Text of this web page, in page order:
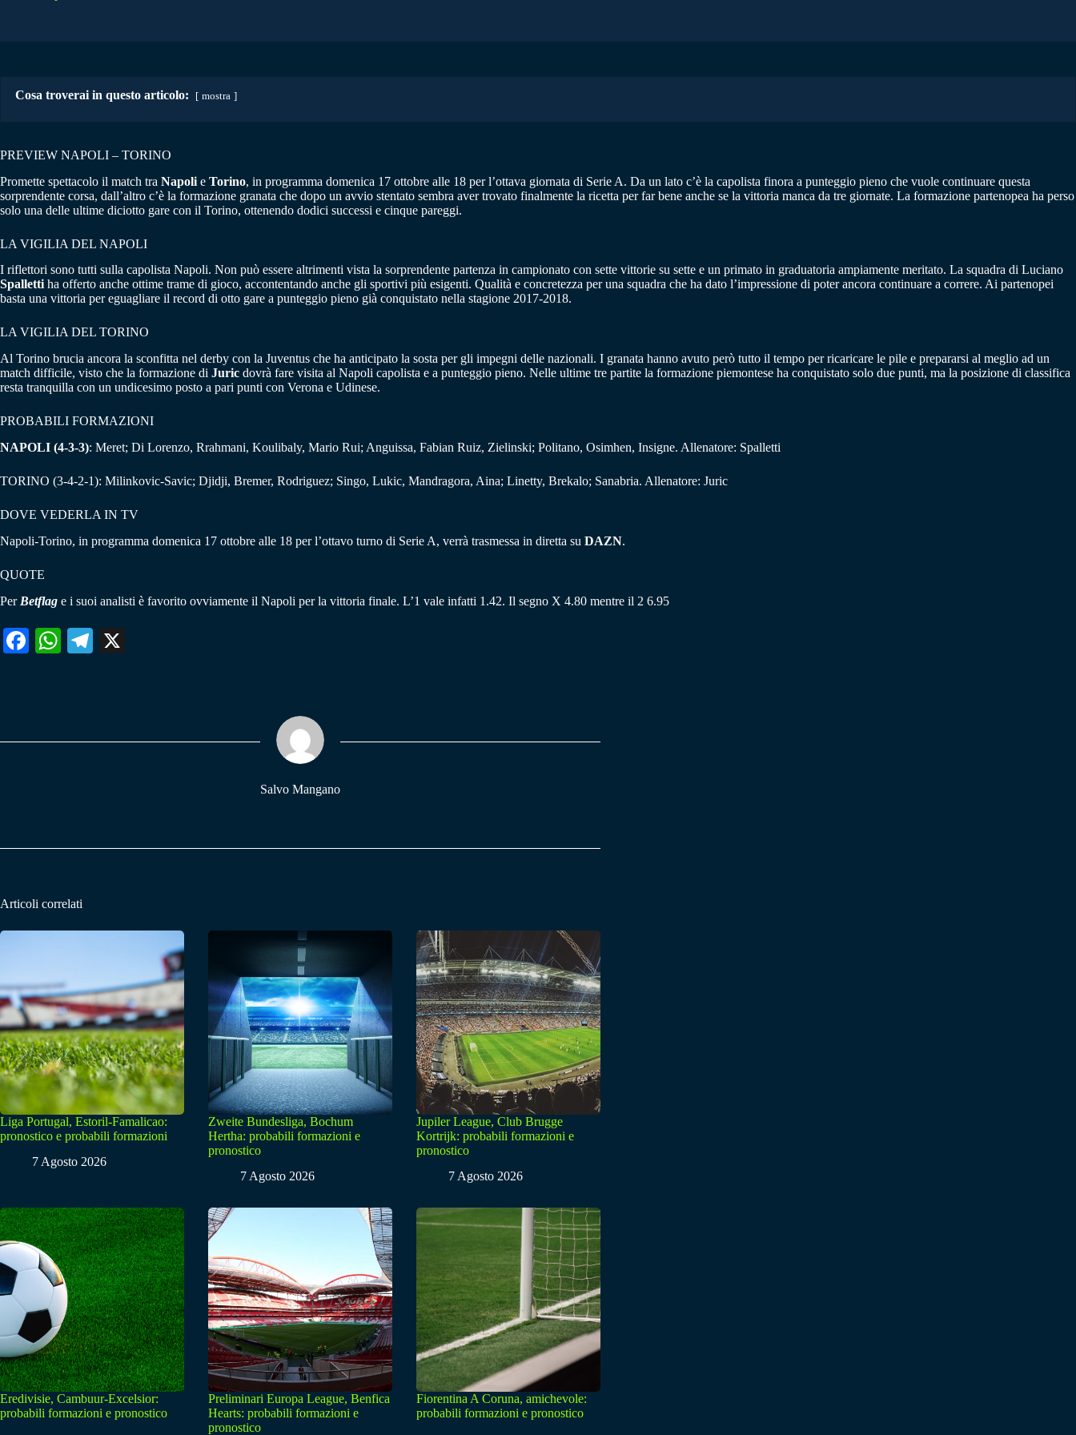
Cosa troverai in questo articolo: mostra
PREVIEW NAPOLI – TORINO
Promette spettacolo il match tra Napoli e Torino, in programma domenica 17 ottobre alle 18 per l’ottava giornata di Serie A. Da un lato c’è la capolista finora a punteggio pieno che vuole continuare questa
sorprendente corsa, dall’altro c’è la formazione granata che dopo un avvio stentato sembra aver trovato finalmente la ricetta per far bene anche se la vittoria manca da tre giornate. La formazione partenopea ha perso
solo una delle ultime diciotto gare con il Torino, ottenendo dodici successi e cinque pareggi.
LA VIGILIA DEL NAPOLI
I riflettori sono tutti sulla capolista Napoli. Non può essere altrimenti vista la sorprendente partenza in campionato con sette vittorie su sette e un primato in graduatoria ampiamente meritato. La squadra di Luciano
Spallettiha offerto anche ottime trame di gioco, accontentando anche gli sportivi più esigenti. Qualità e concretezza per una squadra che ha dato l’impressione di poter ancora continuare a correre. Ai partenopei
basta una vittoria per eguagliare il record di otto gare a punteggio pieno già conquistato nella stagione 2017-2018.
LA VIGILIA DEL TORINO
Al Torino brucia ancora la sconfitta nel derby con la Juventus che ha anticipato la sosta per gli impegni delle nazionali. I granata hanno avuto però tutto il tempo per ricaricare le pile e prepararsi al meglio ad un
match difficile, visto che la formazione di Juric dovrà fare visita al Napoli capolista e a punteggio pieno. Nelle ultime tre partite la formazione piemontese ha conquistato solo due punti, ma la posizione di classifica
resta tranquilla con un undicesimo posto a pari punti con Verona e Udinese.
PROBABILI FORMAZIONI
NAPOLI (4-3-3): Meret; Di Lorenzo, Rrahmani, Koulibaly, Mario Rui; Anguissa, Fabian Ruiz, Zielinski; Politano, Osimhen, Insigne. Allenatore: Spalletti
TORINO (3-4-2-1): Milinkovic-Savic; Djidji, Bremer, Rodriguez; Singo, Lukic, Mandragora, Aina; Linetty, Brekalo; Sanabria. Allenatore: Juric
DOVE VEDERLA IN TV
Napoli-Torino, in programma domenica 17 ottobre alle 18 per l’ottavo turno di Serie A, verrà trasmessa in diretta su DAZN.
QUOTE
Per Betflag e i suoi analisti è favorito ovviamente il Napoli per la vittoria finale. L’1 vale infatti 1.42. Il segno X 4.80 mentre il 2 6.95
Fa W
pp
Te
m
Salvo Mangano
Articoli correlati
Liga Portugal, Estoril-Famalicao:
pronostico e probabili formazioni
7 Agosto 2026
Zweite Bundesliga, Bochum
Hertha: probabili formazioni e
pronostico
7 Agosto 2026
Jupiler League, Club Brugge
Kortrijk: probabili formazioni e
pronostico
7 Agosto 2026
Eredivisie, Cambuur-Excelsior:
probabili formazioni e pronostico
Preliminari Europa League, Benfica
Hearts: probabili formazioni e
pronostico
Fiorentina A Coruna, amichevole:
probabili formazioni e pronostico